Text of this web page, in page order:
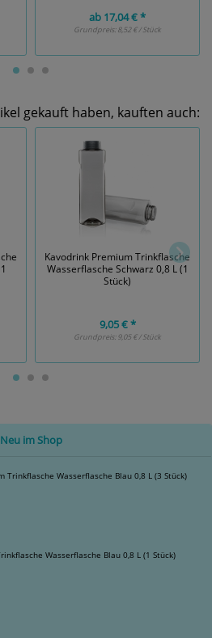
Neu im Shop
Trinkflasche Wasserflasche Blau 0,8 L (3 Stück)
Wasserflasche Blau 0,8 L (1 Stück)
ab 17,04 € *
Grundpreis:8,52 € / Stück
gekauft haben, kauften auch:
Kavodrink Premium Trinkflasche
Wasserflasche Schwarz 0,8 L (1
Stück)
9,05 € *
Grundpreis:9,05 € / Stück